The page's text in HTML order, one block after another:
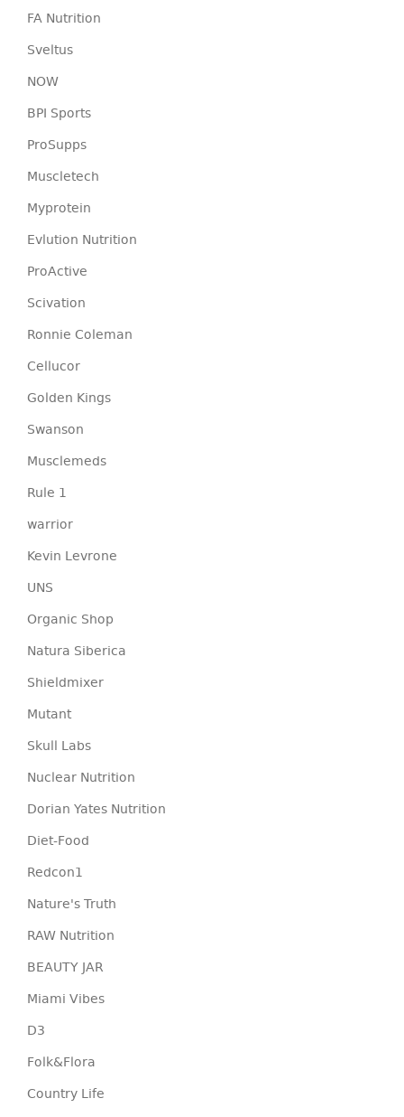
FA Nutrition
Sveltus
NOW
BPI Sports
ProSupps
Muscletech
Myprotein
Evlution Nutrition
ProActive
Scivation
Ronnie Coleman
Cellucor
Golden Kings
Swanson
Musclemeds
Rule 1
warrior
Kevin Levrone
UNS
Organic Shop
Natura Siberica
Shieldmixer
Mutant
Skull Labs
Nuclear Nutrition
Dorian Yates Nutrition
Diet-Food
Redcon1
Nature's Truth
RAW Nutrition
BEAUTY JAR
Miami Vibes
D3
Folk&Flora
Country Life